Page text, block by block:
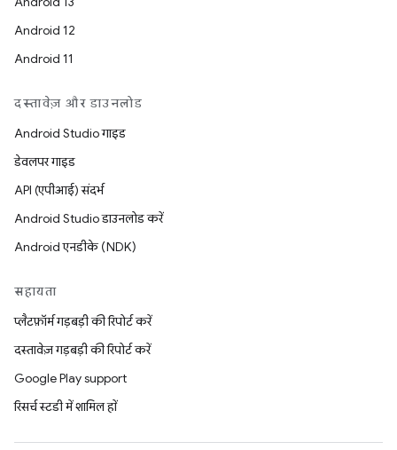
Android 12
Android 11
दस्तावेज़ और डाउनलोड
Android Studio गाइड
डेवलपर गाइड
API (एपीआई) संदर्भ
Android Studio डाउनलोड करें
Android एनडीके (NDK)
सहायता
प्लैटफ़ॉर्म गड़बड़ी की रिपोर्ट करें
दस्तावेज़ गड़बड़ी की रिपोर्ट करें
Google Play support
रिसर्च स्टडी में शामिल हों